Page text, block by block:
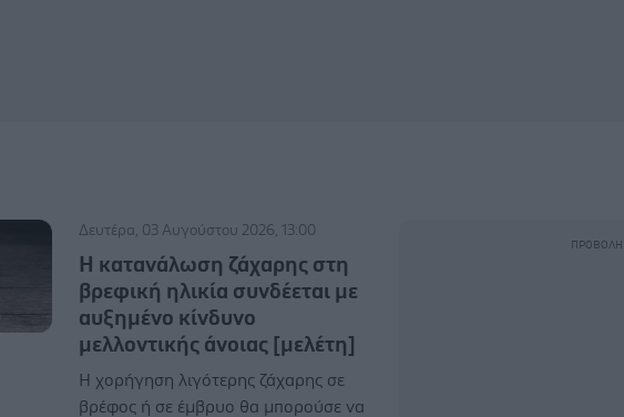
Δευτέρα, 03 Αυγούστου 2026, 13:00
Η κατανάλωση ζάχαρης στη
βρεφική ηλικία συνδέεται με
αυξημένο κίνδυνο
μελλοντικής άνοιας [μελέτη]
Η χορήγηση λιγότερης ζάχαρης σε
βρέφος ή σε έμβρυο θα μπορούσε να